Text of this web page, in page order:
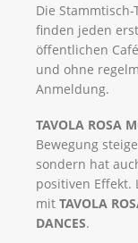
Die
finden jeden
öffentlichen
und ohne
Anmeldung.
TAVOLA ROSA
Bewegung
sondern hat
positiven Effekt.
mit ​TAVOLA
DANCES.